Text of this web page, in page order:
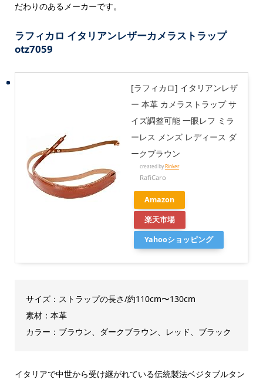
だわりのあるメーカーです。
ラフィカロ イタリアンレザーカメラストラップ
otz7059
[ラフィカロ] イタリアンレザ
ー 本革 カメラストラップ サ
イズ調整可能 一眼レフ ミラ
ーレス メンズ レディース ダ
ークブラウン
created by Rinker
RafiCaro
Amazon
楽天市場
Yahooショッピング
サイズ：ストラップの長さ/約110cm〜130cm
素材：本革
カラー：ブラウン、ダークブラウン、レッド、ブラック
イタリアで中世から受け継がれている伝統製法ベジタブルタン